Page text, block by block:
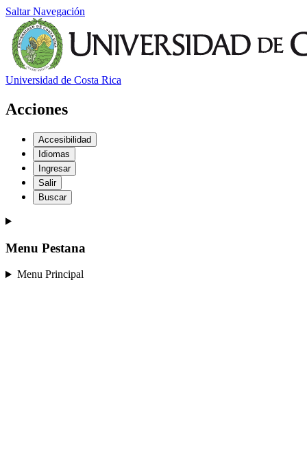
Saltar Navegación
Universidad de Costa Rica
Acciones
Accesibilidad
Idiomas
Ingresar
Salir
Buscar
Menu Pestana
Menu Principal